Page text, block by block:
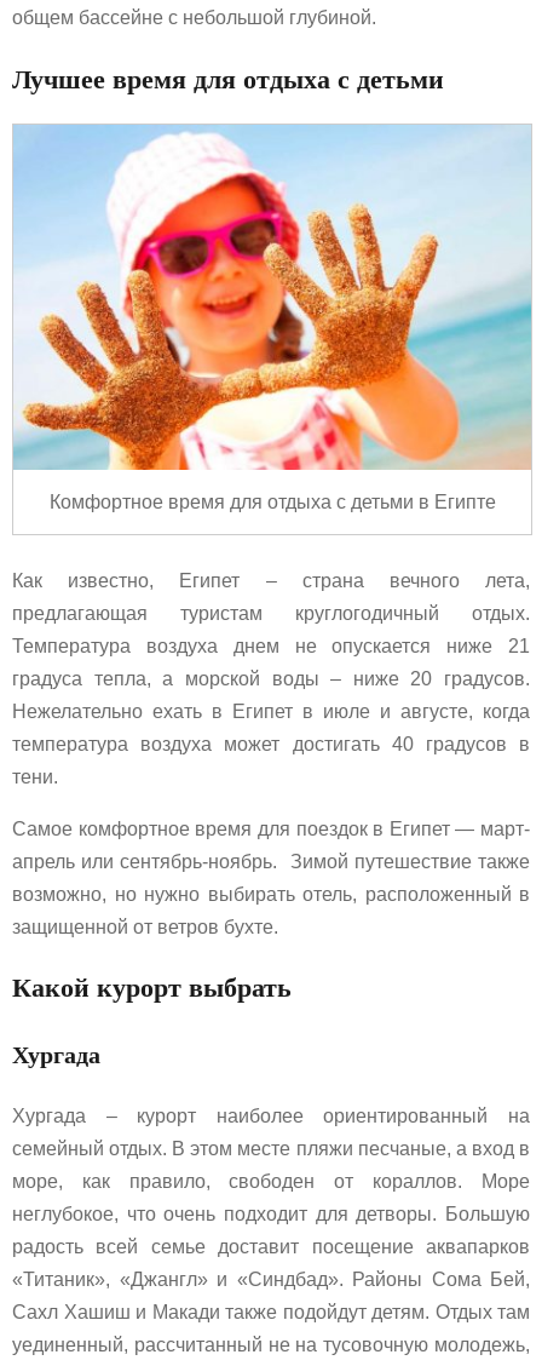
общем бассейне с небольшой глубиной.
Лучшее время для отдыха с детьми
Комфортное время для отдыха с детьми в Египте
Как известно, Египет – страна вечного лета,
предлагающая туристам круглогодичный отдых.
Температура воздуха днем не опускается ниже 21
градуса тепла, а морской воды – ниже 20 градусов.
Нежелательно ехать в Египет в июле и августе, когда
температура воздуха может достигать 40 градусов в
тени.
Самое комфортное время для поездок в Египет — март-
апрель или сентябрь-ноябрь. Зимой путешествие также
возможно, но нужно выбирать отель, расположенный в
защищенной от ветров бухте.
Какой курорт выбрать
Хургада
Хургада – курорт наиболее ориентированный на
семейный отдых. В этом месте пляжи песчаные, а вход в
море, как правило, свободен от кораллов. Море
неглубокое, что очень подходит для детворы. Большую
радость всей семье доставит посещение аквапарков
«Титаник», «Джангл» и «Синдбад». Районы Сома Бей,
Сахл Хашиш и Макади также подойдут детям. Отдых там
уединенный, рассчитанный не на тусовочную молодежь,